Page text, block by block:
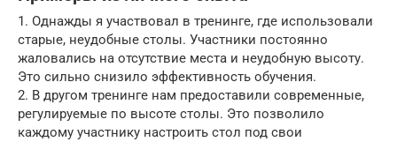
1. Однажды я участвовал в тренинге, где использовали
старые, неудобные столы. Участники постоянно
жаловались на отсутствие места и неудобную высоту.
Это сильно снизило эффективность обучения.
2. В другом тренинге нам предоставили современные,
регулируемые по высоте столы. Это позволило
каждому участнику настроить стол под свои